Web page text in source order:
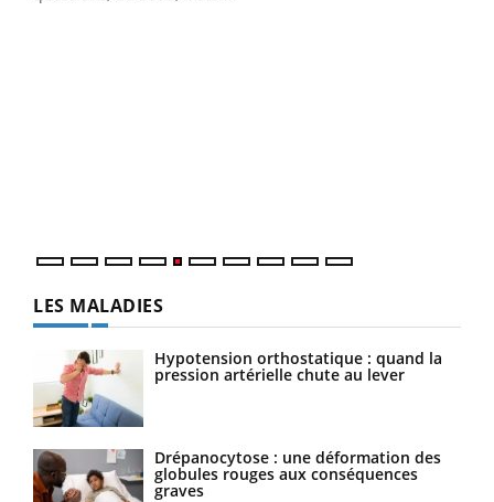
LES MALADIES
Hypotension orthostatique : quand la
pression artérielle chute au lever
Drépanocytose : une déformation des
globules rouges aux conséquences
graves